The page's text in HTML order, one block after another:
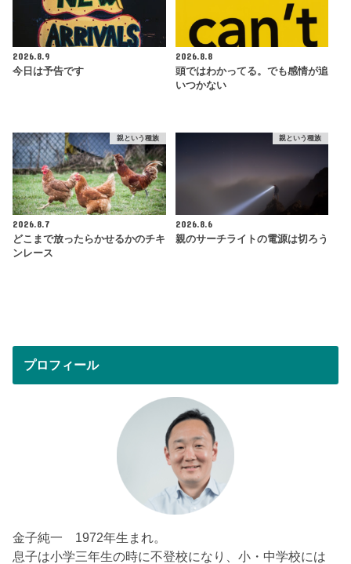
2026.8.9
今日は予告です
2026.8.8
頭ではわかってる。でも感情が追
いつかない
親という種族
2026.8.7
どこまで放ったらかせるかのチキ
ンレース
親という種族
2026.8.6
親のサーチライトの電源は切ろう
プロフィール
金子純一 1972年生まれ。
息子は小学三年生の時に不登校になり、小・中学校には